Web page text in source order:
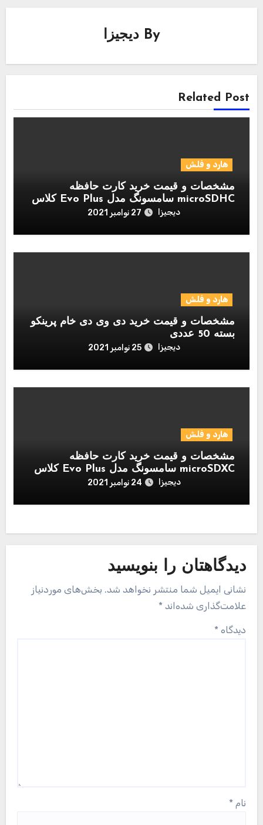
By دیجیزا
Related Post
هارد و فلش
مشخصات و قیمت خرید کارت حافظه
microSDHC سامسونگ مدل Evo Plus کلاس
دیجیزا 27 نوامبر 2021
هارد و فلش
مشخصات و قیمت خرید دی وی دی خام پرینکو
بسته 50 عددی
دیجیزا 25 نوامبر 2021
هارد و فلش
مشخصات و قیمت خرید کارت حافظه
microSDXC سامسونگ مدل Evo Plus کلاس
دیجیزا 24 نوامبر 2021
دیدگاهتان را بنویسید
نشانی ایمیل شما منتشر نخواهد شد. بخش‌های موردنیاز
علامت‌گذاری شده‌اند *
دیدگاه *
نام *